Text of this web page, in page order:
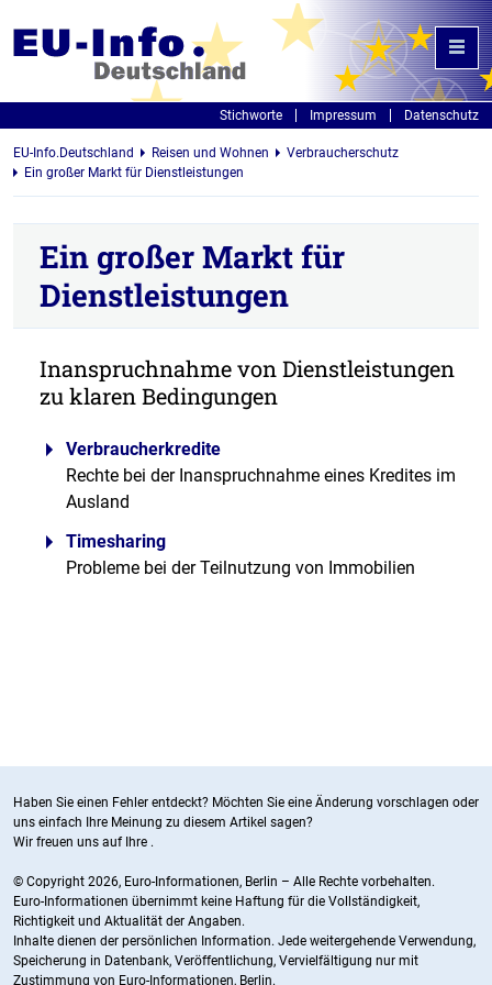
Stichworte Impressum Datenschutz
EU-Info.Deutschland Reisen und Wohnen
Verbraucherschutz
Ein großer Markt für Dienstleistungen
Ein großer Markt für
Dienstleistungen
Inanspruchnahme von Dienstleistungen
zu klaren Bedingungen
Verbraucherkredite
Rechte bei der Inanspruchnahme eines Kredites im
Ausland
Timesharing
Probleme bei der Teilnutzung von Immobilien
Haben Sie einen Fehler entdeckt? Möchten Sie eine Änderung vorschlagen oder
uns einfach Ihre Meinung zu diesem Artikel sagen?
Wir freuen uns auf Ihre .
© Copyright 2026, Euro-Informationen, Berlin – Alle Rechte vorbehalten.
Euro-Informationen übernimmt keine Haftung für die Vollständigkeit,
Richtigkeit und Aktualität der Angaben.
Inhalte dienen der persönlichen Information. Jede weitergehende Verwendung,
Speicherung in Datenbank, Veröffentlichung, Vervielfältigung nur mit
Zustimmung von Euro-Informationen, Berlin.